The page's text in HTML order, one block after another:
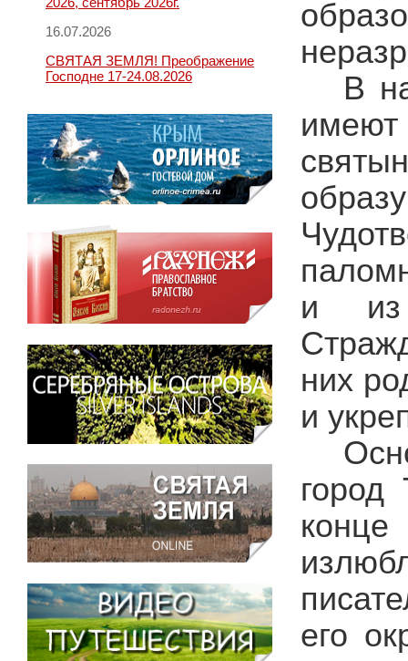
16.07.2026
СВЯТАЯ ЗЕМЛЯ! Преображение
Господне 17-24.08.2026
В
и из
них
и
город
его